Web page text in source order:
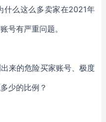
什么这么多卖家在2021年
号有严重问题。
来的危险买家账号、极度
少的比例？